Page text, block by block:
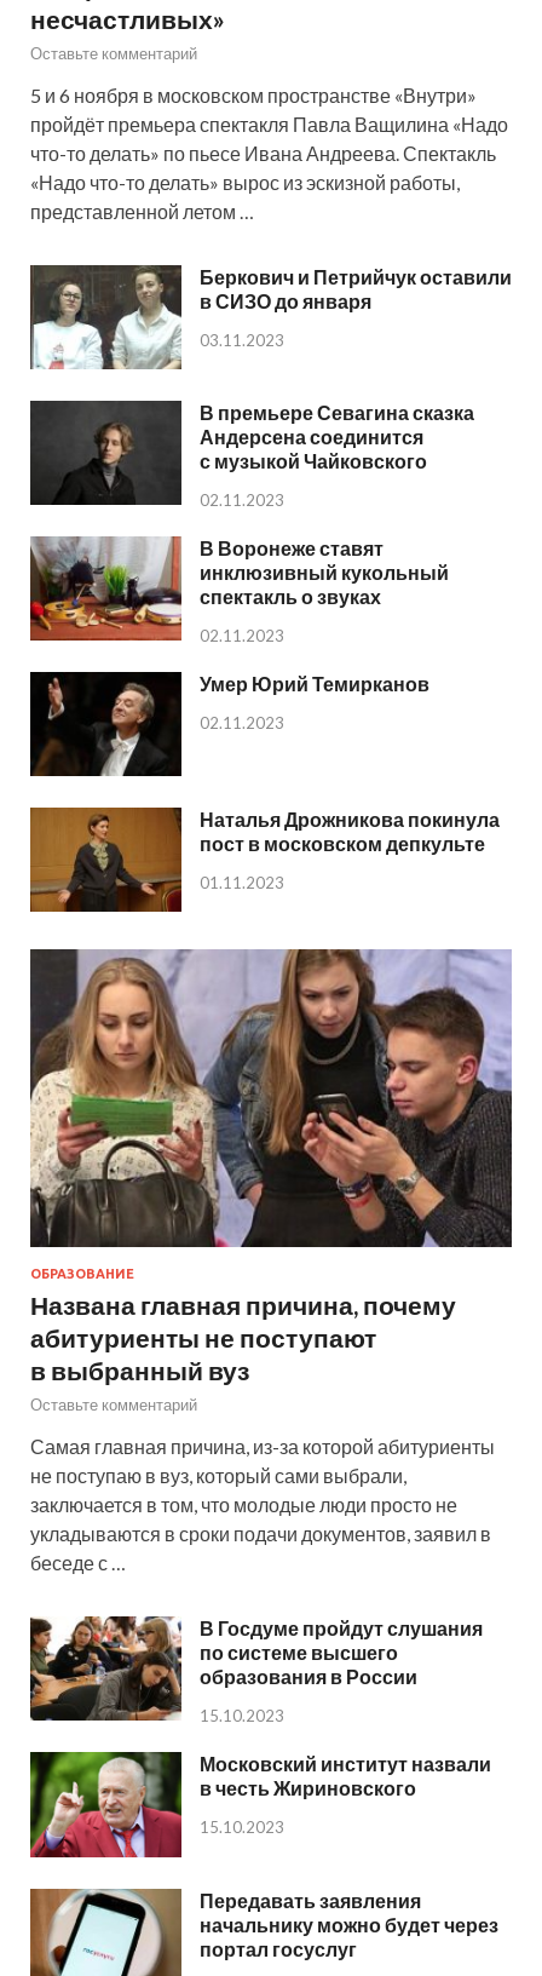
несчастливых»
Оставьте комментарий
5 и 6 ноября в московском пространстве «Внутри»
пройдёт премьера спектакля Павла Ващилина «Надо
что-то делать» по пьесе Ивана Андреева. Спектакль
«Надо что-то делать» вырос из эскизной работы,
представленной летом …
Беркович и Петрийчук оставили
в СИЗО до января
03.11.2023
В премьере Севагина сказка
Андерсена соединится
с музыкой Чайковского
02.11.2023
В Воронеже ставят
инклюзивный кукольный
спектакль о звуках
02.11.2023
Умер Юрий Темирканов
02.11.2023
Наталья Дрожникова покинула
пост в московском депкульте
01.11.2023
ОБРАЗОВАНИЕ
Названа главная причина, почему
абитуриенты не поступают
в выбранный вуз
Оставьте комментарий
Самая главная причина, из-за которой абитуриенты
не поступаю в вуз, который сами выбрали,
заключается в том, что молодые люди просто не
укладываются в сроки подачи документов, заявил в
беседе с …
В Госдуме пройдут слушания
по системе высшего
образования в России
15.10.2023
Московский институт назвали
в честь Жириновского
15.10.2023
Передавать заявления
начальнику можно будет через
портал госуслуг